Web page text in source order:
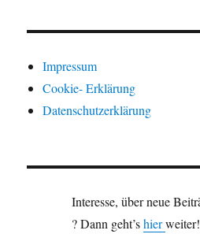
Impressum
Cookie- Erklärung
Datenschutzerklärung
Interesse, über neue
? Dann geht’shierweiter!